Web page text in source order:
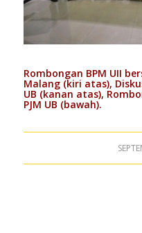
Rombongan BPM UII
Malang (kiri atas),
UB (kanan atas),
PJM UB (bawah).